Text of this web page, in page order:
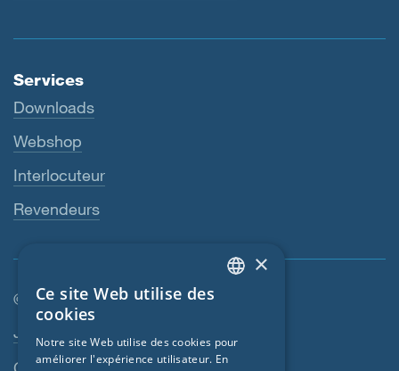
Services
Downloads
Webshop
Interlocuteur
Revendeurs
© SIGA 2026
Jobs
ENGLISH
FRENCH
×
Ce site Web utilise des
cookies
Notre site Web utilise des cookies pour
améliorer l'expérience utilisateur. En